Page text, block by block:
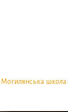
Могилянська школа